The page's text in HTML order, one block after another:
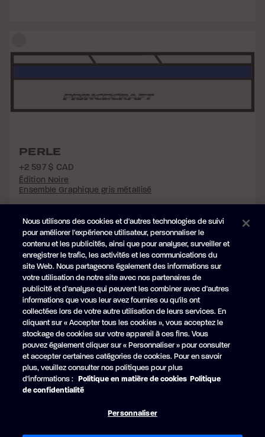
PERLE
+2 597 $ CAD
Édition Noire
Ensemble Graphique gris métallisé
PERLE
+2 597 $ CAD
Édition Noire
Ensemble Graphique bleue métallisée
Nous utilisons des cookies et d'autres technologies de suivi
pour améliorer l'expérience utilisateur, personnaliser le
contenu et les publicités, ainsi que pour analyser, surveiller et
enregistrer le trafic, les activités et les communications du
site Web. Nous partageons également des informations sur
votre utilisation de notre site avec nos partenaires de
publicité et d'analyse qui peuvent les combiner avec d'autres
informations que vous leur avez fournies ou qu'ils ont
collectées lors de votre autre utilisation de leurs services. En
cliquant sur « Accepter tous les cookies », vous acceptez le
stockage de cookies sur votre appareil à ces fins. Vous
pouvez également cliquer sur « Personnaliser » pour consulter
et accepter certaines catégories de cookies. Pour en savoir
plus, veuillez consulter nos politiques pour plus
d'informations : Politique en matière de cookies Politique
de confidentialité
Personnaliser